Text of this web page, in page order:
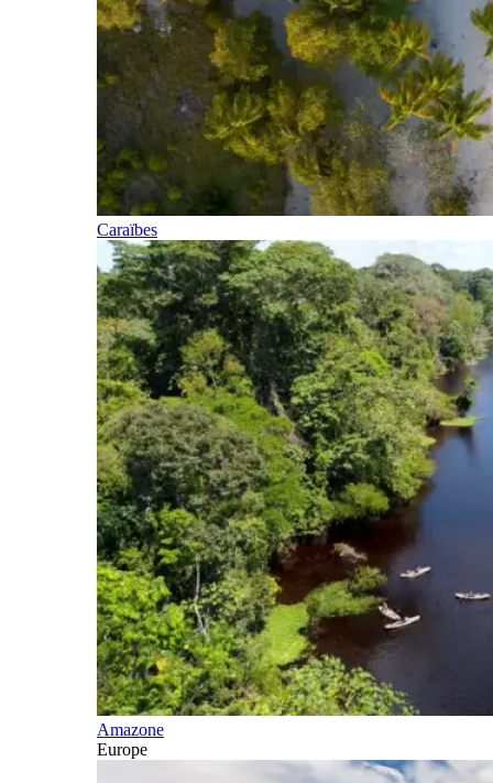
Caraïbes
Amazone
Europe